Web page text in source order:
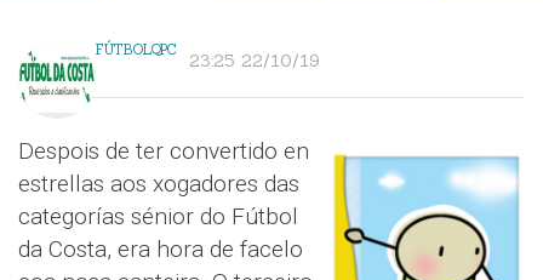
FÚTBOLQPC 23:25 22/10/19
Despois de ter convertido en
estrellas aos xogadores das
categorías sénior do Fútbol
da Costa, era hora de facelo